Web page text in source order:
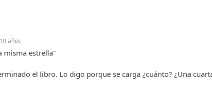
años
misma estrella"
el libro. Lo digo porque se carga ¿cuánto? ¿Una